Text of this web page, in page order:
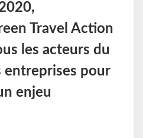
Travel Action
les acteurs du
entreprises pour
enjeu